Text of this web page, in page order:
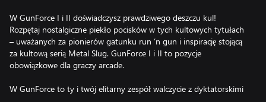
W GunForce I i II doświadczysz prawdziwego deszczu kul!
Rozpętaj nostalgiczne piekło pocisków w tych kultowych tytułach
– uważanych za pionierów gatunku run ‘n gun i inspirację stojącą
za kultową serią Metal Slug. GunForce I i II to pozycje
obowiązkowe dla graczy arcade.
W GunForce to ty i twój elitarny zespół walczycie z dyktatorskimi